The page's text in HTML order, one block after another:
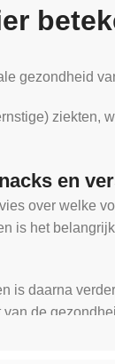
gezondheid
en
over welke
is het
daarna
de